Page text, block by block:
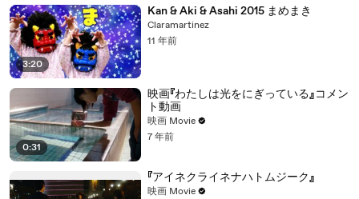
3:20
Kan & Aki & Asahi 2015 まめまき
Claramartinez
11 年前
0:31
映画『わたしは光をにぎっている』コメン
ト動画
映画 Movie
7 年前
『アイネクライネナハトムジーク』
映画 Movie